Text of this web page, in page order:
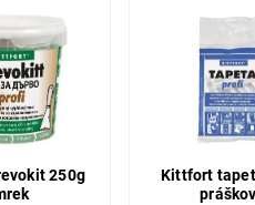
250g
Kittfort